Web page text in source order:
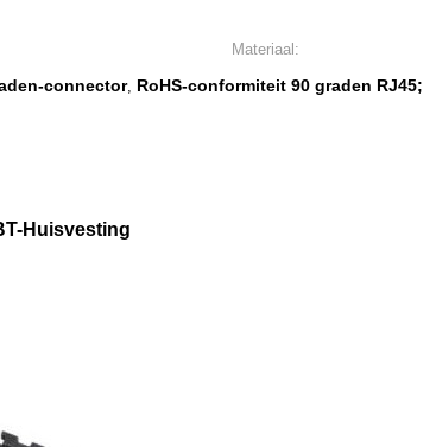
Materiaal:
connector, RoHS-conformiteit 90 graden RJ45;
Huisvesting